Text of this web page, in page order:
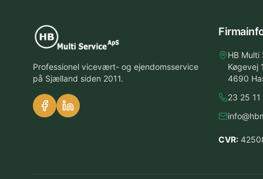
Professionel vicevært- og ejendomsservice
på Sjælland siden 2011.
HB Multi
Køgevej
4690
23 25 11
CVR: